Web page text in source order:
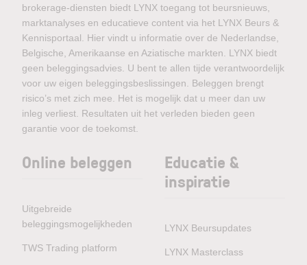
brokerage-diensten biedt LYNX toegang tot beursnieuws,
marktanalyses en educatieve content via het LYNX Beurs &
Kennisportaal. Hier vindt u informatie over de Nederlandse,
Belgische, Amerikaanse en Aziatische markten. LYNX biedt
geen beleggingsadvies. U bent te allen tijde verantwoordelijk
voor uw eigen beleggingsbeslissingen. Beleggen brengt
risico’s met zich mee. Het is mogelijk dat u meer dan uw
inleg verliest. Resultaten uit het verleden bieden geen
garantie voor de toekomst.
Online beleggen
Uitgebreide
beleggingsmogelijkheden
TWS Trading platform
Educatie &
inspiratie
LYNX Beursupdates
LYNX Masterclass